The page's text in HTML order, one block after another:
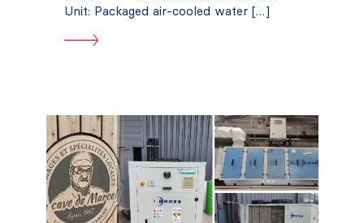
Unit: Packaged air-cooled water […]